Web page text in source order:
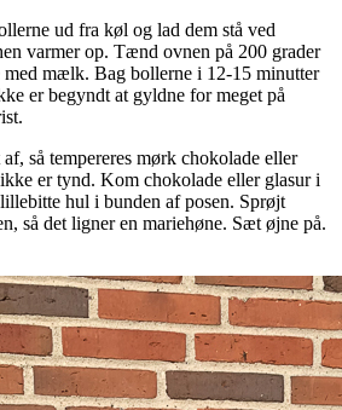
ud fra køl og lad dem stå ved
varmer op. Tænd ovnen på 200 grader
med mælk. Bag bollerne i 12-15 minutter
er begyndt at gyldne for meget på
så tempereres mørk chokolade eller
er tynd. Kom chokolade eller glasur i
hul i bunden af posen. Sprøjt
så det ligner en mariehøne. Sæt øjne på.